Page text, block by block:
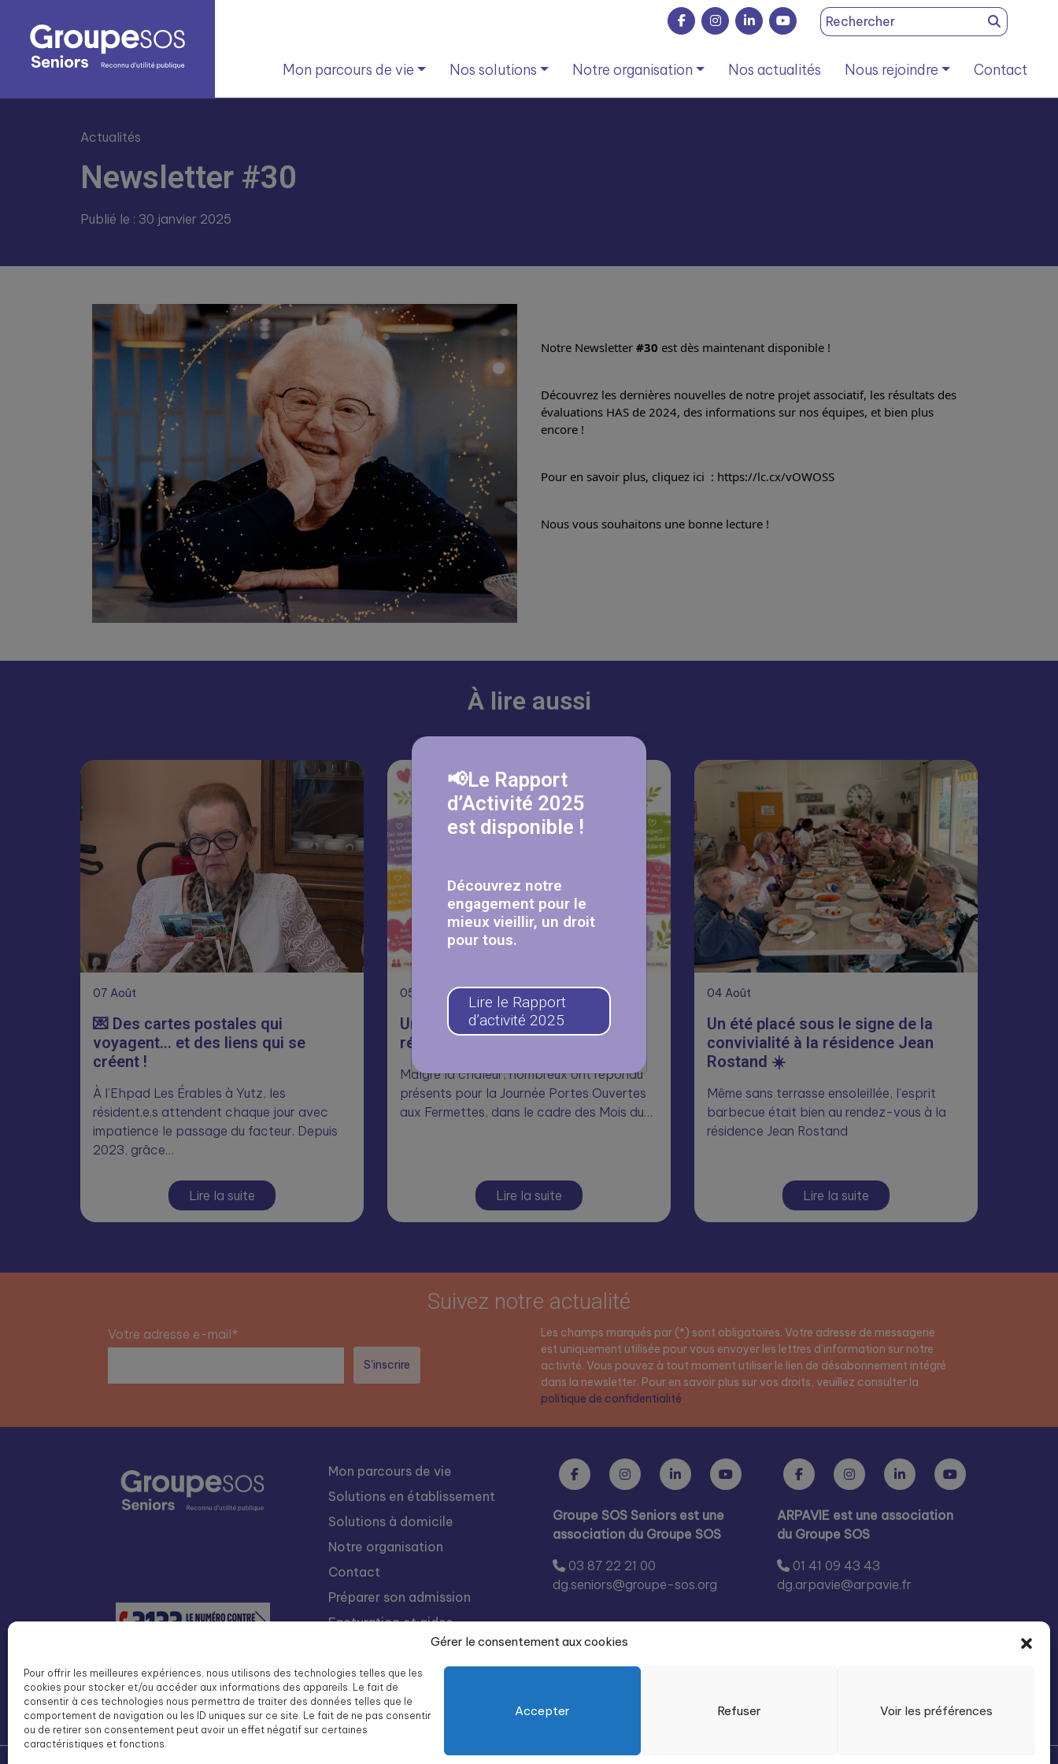
Gérer le consentement aux cookies
Pour offrir les meilleures expériences, nous utilisons des technologies telles que les
cookies pour stocker et/ou accéder aux informations des appareils. Le fait de
consentir à ces technologies nous permettra de traiter des données telles que le
comportement de navigation ou les ID uniques sur ce site. Le fait de ne pas consentir
ou de retirer son consentement peut avoir un effet négatif sur certaines
caractéristiques et fonctions.
Accepter Refuser Voir les préférences
Search
for:
Mon parcours de vie Nos solutions Notre organisation Nos actualités Nous rejoindre Contact
Actualités
Newsletter #30
Publié le : 30 janvier 2025
Notre Newsletter #30 est dès maintenant disponible !
Découvrez les dernières nouvelles de notre projet associatif, les résultats des
évaluations HAS de 2024, des informations sur nos équipes, et bien plus
encore !
Pour en savoir plus, cliquez ici  : https://lc.cx/vOWOSS
Nous vous souhaitons une bonne lecture !
À lire aussi
07 Août
💌 Des cartes postales qui
voyagent… et des liens qui se
créent !
À l’Ehpad Les Érables à Yutz, les
résident.e.s attendent chaque jour avec
impatience le passage du facteur. Depuis
2023, grâce…
Lire la suite
05
Une journée Portes Ouvertes
réussie aux Fermettes 🥳
Malgré la chaleur, nombreux ont répondu
présents pour la Journée Portes Ouvertes
aux Fermettes, dans le cadre des Mois du…
Lire la suite
04 Août
Un été placé sous le signe de la
convivialité à la résidence Jean
Rostand ☀️
Même sans terrasse ensoleillée, l’esprit
barbecue était bien au rendez-vous à la
résidence Jean Rostand
Lire la suite
Suivez notre actualité
Votre adresse e-mail*
Les champs marqués par (*) sont obligatoires. Votre adresse de messagerie
est uniquement utilisée pour vous envoyer les lettres d’information sur notre
activité. Vous pouvez à tout moment utiliser le lien de désabonnement intégré
dans la newsletter. Pour en savoir plus sur vos droits, veuillez consulter la
politique de confidentialité.
Mon parcours de vie
Solutions en établissement
Solutions à domicile
Notre organisation
Contact
Préparer son admission
Facturation et aides
Intégration
Liste des résidences Groupe
SOS Seniors
Groupe SOS Seniors est une
association du Groupe SOS
03 87 22 21 00
dg.seniors@groupe-sos.org
ARPAVIE est une association
du Groupe SOS
01 41 09 43 43
dg.arpavie@arpavie.fr
📢Le Rapport
d’Activité 2025
est disponible !
Découvrez notre
engagement pour le
mieux vieillir, un droit
pour tous.
Lire le Rapport
d’activité 2025